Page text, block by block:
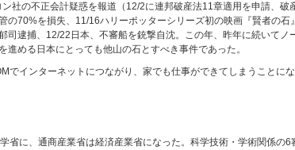
社の不正会計疑惑を報道（12/2に連邦破産法11章適用を申請、破
の70%を損失、11/16ハリーポッターシリーズ初の映画『賢者の
司逮捕、12/22日本、不審船を銃撃自沈。この年、昨年に続いてノ
める日本にとっても他山の石とすべき事件であった。
でインターネットにつながり、家でも仕事ができてしまうことに
に、通商産業省は経済産業省になった。科学技術・学術関係の